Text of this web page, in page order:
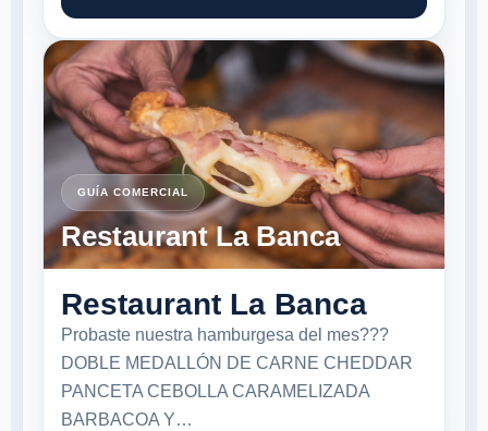
GUÍA COMERCIAL
Restaurant La Banca
Restaurant La Banca
Probaste nuestra hamburgesa del mes???
DOBLE MEDALLÓN DE CARNE CHEDDAR
PANCETA CEBOLLA CARAMELIZADA
BARBACOA Y…